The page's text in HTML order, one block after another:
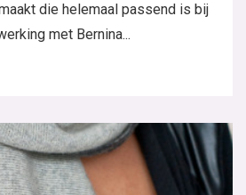
die helemaal passend is bij
met Bernina...